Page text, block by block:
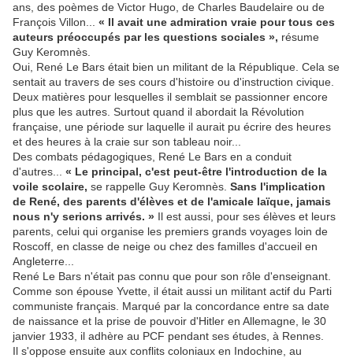
ans, des poèmes de Victor Hugo, de Charles Baudelaire ou de
François Villon... « Il avait une admiration vraie pour tous ces
auteurs préoccupés par les questions sociales », résume
Guy Keromnès.
Oui, René Le Bars était bien un militant de la République. Cela se
sentait au travers de ses cours d'histoire ou d'instruction civique.
Deux matières pour lesquelles il semblait se passionner encore
plus que les autres. Surtout quand il abordait la Révolution
française, une période sur laquelle il aurait pu écrire des heures
et des heures à la craie sur son tableau noir...
Des combats pédagogiques, René Le Bars en a conduit
d'autres... « Le principal, c'est peut-être l'introduction de la
voile scolaire, se rappelle Guy Keromnès. Sans l'implication
de René, des parents d'élèves et de l'amicale laïque, jamais
nous n'y serions arrivés. » Il est aussi, pour ses élèves et leurs
parents, celui qui organise les premiers grands voyages loin de
Roscoff, en classe de neige ou chez des familles d'accueil en
Angleterre...
René Le Bars n'était pas connu que pour son rôle d'enseignant.
Comme son épouse Yvette, il était aussi un militant actif du Parti
communiste français. Marqué par la concordance entre sa date
de naissance et la prise de pouvoir d'Hitler en Allemagne, le 30
janvier 1933, il adhère au PCF pendant ses études, à Rennes.
Il s'oppose ensuite aux conflits coloniaux en Indochine, au